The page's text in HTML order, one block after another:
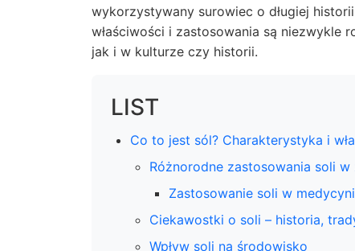
wykorzystywany surowiec o długiej
właściwości i zastosowania są niezwykle
jak i w kulturze czy historii.
LIST
Co to jest sól? Charakterystyka i
Różnorodne zastosowania soli
Zastosowanie soli w
Ciekawostki o soli – historia,
Wpływ soli na środowisko